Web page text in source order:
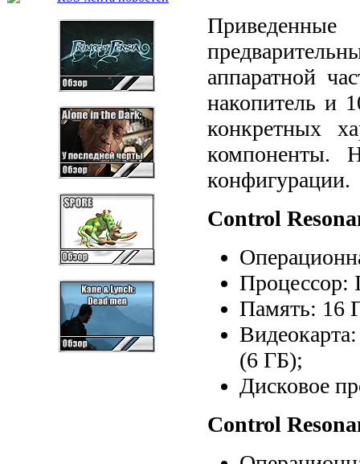
аппаратной
накопитель и
конкретных
компоненты.
конфигурации.
Control
Процессор:
Память: 16
(6 ГБ);
Дисковое
Control